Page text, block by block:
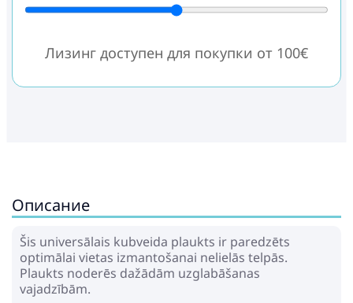
Лизинг доступен для покупки от 100€
Описание
Šis universālais kubveida plaukts ir paredzēts
optimālai vietas izmantošanai nelielās telpās.
Plaukts noderēs dažādām uzglabāšanas
vajadzībām.